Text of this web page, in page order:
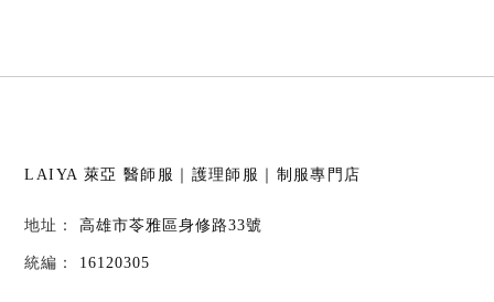
LAIYA 萊亞 醫師服｜護理師服｜制服專門店
高雄市苓雅區身修路33號
16120305